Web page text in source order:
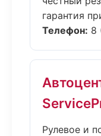
гарантия
Телефон: 8
Рулевое и